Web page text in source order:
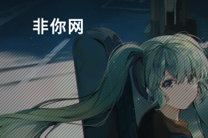
非你网